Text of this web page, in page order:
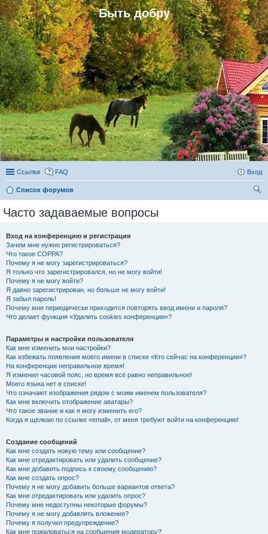
Быть добру
Ссылки FAQ Вход
Список форумов
Часто задаваемые вопросы
Вход на конференцию и регистрация
Зачем мне нужно регистрироваться?
Что такое COPPA?
Почему я не могу зарегистрироваться?
Я только что зарегистрировался, но не могу войти!
Почему я не могу войти?
Я давно зарегистрирован, но больше не могу войти!
Я забыл пароль!
Почему мне периодически приходится повторять ввод имени и пароля?
Что делает функция «Удалить cookies конференции»?
Параметры и настройки пользователя
Как мне изменить мои настройки?
Как избежать появления моего имени в списке «Кто сейчас на конференции»?
На конференции неправильное время!
Я изменил часовой пояс, но время всё равно неправильное!
Моего языка нет в списке!
Что означают изображения рядом с моим именем пользователя?
Как мне включить отображение аватары?
Что такое звание и как я могу изменить его?
Когда я щёлкаю по ссылке «email», от меня требуют войти на конференцию!
Создание сообщений
Как мне создать новую тему или сообщение?
Как мне отредактировать или удалить сообщение?
Как мне добавить подпись к своему сообщению?
Как мне создать опрос?
Почему я не могу добавить больше вариантов ответа?
Как мне отредактировать или удалить опрос?
Почему мне недоступны некоторые форумы?
Почему я не могу добавлять вложения?
Почему я получил предупреждение?
Как мне пожаловаться на сообщения модератору?